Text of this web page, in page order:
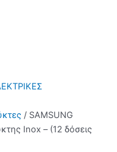
/ SAMSUNG
Inox – (12 δόσεις